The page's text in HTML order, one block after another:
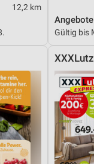
12,2 km
Gültig bis
XXXLutz